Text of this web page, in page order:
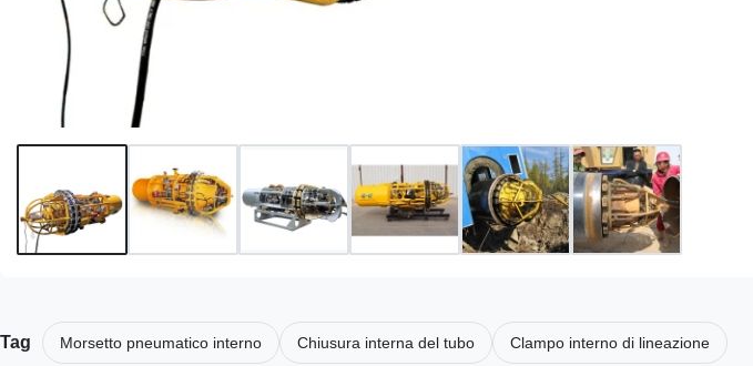
Tag Morsetto pneumatico interno Chiusura interna del tubo Clampo interno di lineazione